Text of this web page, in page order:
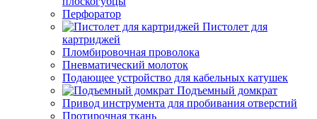
Перфоратор
Пистолет для
картриджей
Пломбировочная проволока
Пневматический молоток
Подающее устройство для кабельных катушек
Подъемный домкрат
Привод инструмента для пробивания отверстий
Протирочная ткань